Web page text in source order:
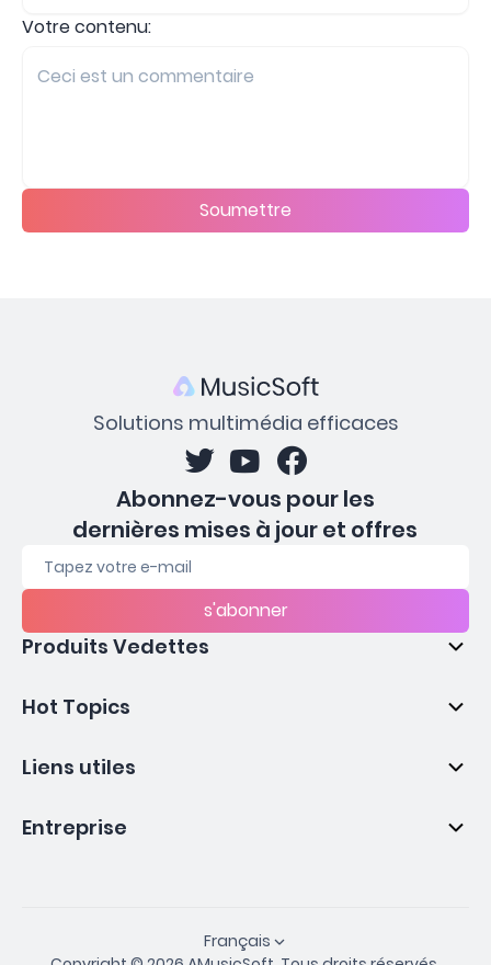
Votre contenu:
Soumettre
Solutions multimédia efficaces
Abonnez-vous pour les
dernières mises à jour et offres
s'abonner
Produits Vedettes
Hot Topics
Liens utiles
Entreprise
Français